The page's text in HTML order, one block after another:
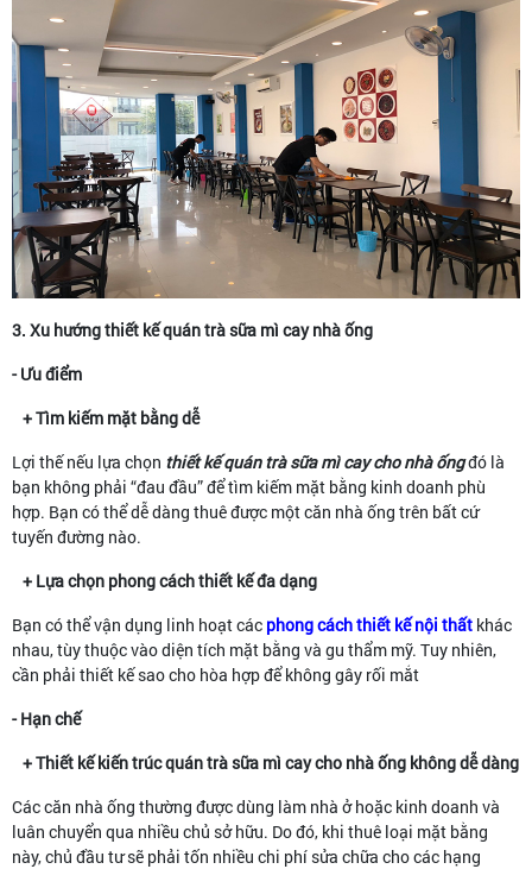
3. Xu hướng thiết kế quán trà sữa mì cay nhà ống
- Ưu điểm
+ Tìm kiếm mặt bằng dễ
Lợi thế nếu lựa chọn thiết kế quán trà sữa mì cay cho nhà ốngđó là
bạn không phải “đau đầu” để tìm kiếm mặt bằng kinh doanh phù
hợp. Bạn có thể dễ dàng thuê được một căn nhà ống trên bất cứ
tuyến đường nào.
+ Lựa chọn phong cách thiết kế đa dạng
Bạn có thể vận dụng linh hoạt các phong cách thiết kế nội thất khác
nhau, tùy thuộc vào diện tích mặt bằng và gu thẩm mỹ. Tuy nhiên,
cần phải thiết kế sao cho hòa hợp để không gây rối mắt
- Hạn chế
+ Thiết kế kiến trúc quán trà sữa mì cay cho nhà ống không dễ dàng
Các căn nhà ống thường được dùng làm nhà ở hoặc kinh doanh và
luân chuyển qua nhiều chủ sở hữu. Do đó, khi thuê loại mặt bằng
này, chủ đầu tư sẽ phải tốn nhiều chi phí sửa chữa cho các hạng